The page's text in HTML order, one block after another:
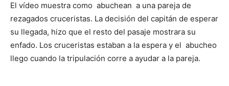
El vídeo muestra como abuchean a una pareja de
rezagados cruceristas. La decisión del capitán de esperar
su llegada, hizo que el resto del pasaje mostrara su
enfado. Los cruceristas estaban a la espera y el abucheo
llego cuando la tripulación corre a ayudar a la pareja.